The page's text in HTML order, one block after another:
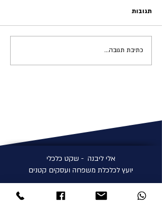
חוברת הדרכה לניהול כלכלת
המשפחה
תגובות
כתיבת תגובה...
אלי ליבנה - שקט כלכלי
יועץ לכלכלת משפחה ועסקים קטנים